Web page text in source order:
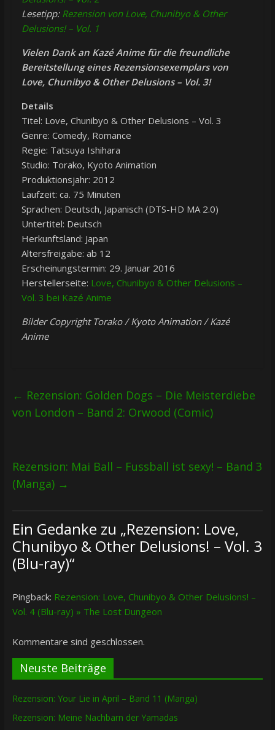
Lesetipp: Rezension von Love, Chunibyo & Other
Delusions! – Vol. 1
Vielen Dank an Kazé Anime für die freundliche
Bereitstellung eines Rezensionsexemplars von
Love, Chunibyo & Other Delusions – Vol. 3!
Details
Titel: Love, Chunibyo & Other Delusions – Vol. 3
Genre: Comedy, Romance
Regie: Tatsuya Ishihara
Studio: Torako, Kyoto Animation
Produktionsjahr: 2012
Laufzeit: ca. 75 Minuten
Sprachen: Deutsch, Japanisch (DTS-HD MA 2.0)
Untertitel: Deutsch
Herkunftsland: Japan
Altersfreigabe: ab 12
Erscheinungstermin: 29. Januar 2016
Herstellerseite: Love, Chunibyo & Other Delusions –
Vol. 3 bei Kazé Anime
Bilder Copyright Torako / Kyoto Animation / Kazé
Anime
← Rezension: Golden Dogs – Die Meisterdiebe
von London – Band 2: Orwood (Comic)
Rezension: Mai Ball – Fussball ist sexy! – Band 3
(Manga) →
Ein Gedanke zu „Rezension: Love,
Chunibyo & Other Delusions! – Vol. 3
(Blu-ray)“
Pingback: Rezension: Love, Chunibyo & Other Delusions! –
Vol. 4 (Blu-ray) » The Lost Dungeon
Kommentare sind geschlossen.
Neuste Beiträge
Rezension: Your Lie in April – Band 11 (Manga)
Rezension: Meine Nachbarn der Yamadas